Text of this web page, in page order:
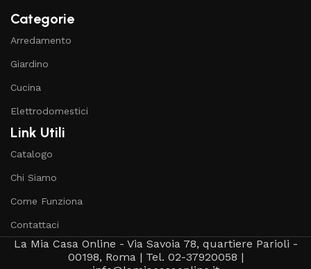
Categorie
Arredamento
Giardino
Cucina
Elettrodomestici
Link Utili
Catalogo
Chi Siamo
Come Funziona
Contattaci
La Mia Casa Online - Via Savoia 78, quartiere Parioli -
00198, Roma | Tel. 02-37920058 |